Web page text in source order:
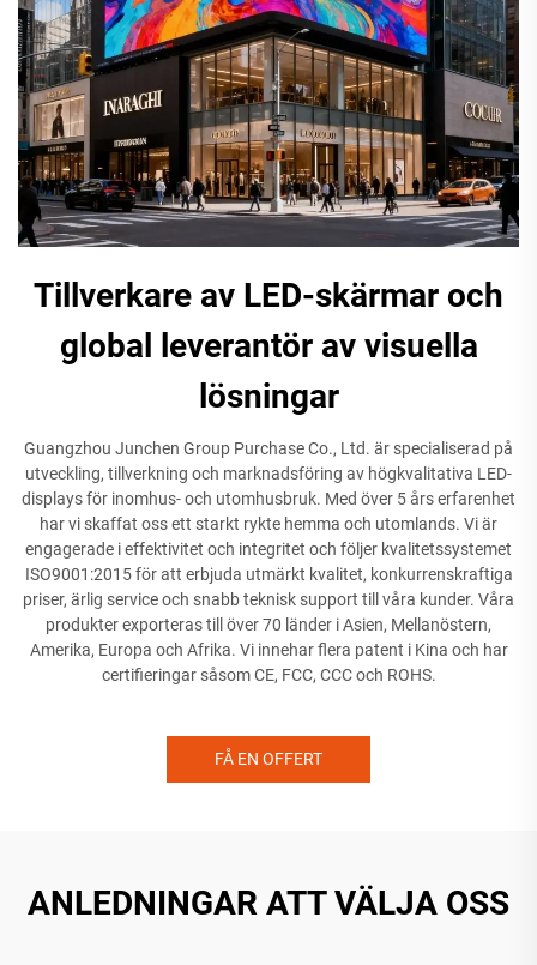
Tillverkare av LED-skärmar och
global leverantör av visuella
lösningar
Guangzhou Junchen Group Purchase Co., Ltd. är specialiserad på
utveckling, tillverkning och marknadsföring av högkvalitativa LED-
displays för inomhus- och utomhusbruk. Med över 5 års erfarenhet
har vi skaffat oss ett starkt rykte hemma och utomlands. Vi är
engagerade i effektivitet och integritet och följer kvalitetssystemet
ISO9001:2015 för att erbjuda utmärkt kvalitet, konkurrenskraftiga
priser, ärlig service och snabb teknisk support till våra kunder. Våra
produkter exporteras till över 70 länder i Asien, Mellanöstern,
Amerika, Europa och Afrika. Vi innehar flera patent i Kina och har
certifieringar såsom CE, FCC, CCC och ROHS.
FÅ EN OFFERT
ANLEDNINGAR ATT VÄLJA OSS